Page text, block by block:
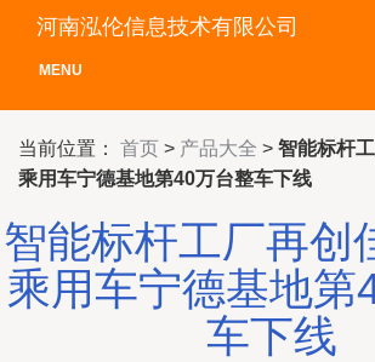
河南泓伦信息技术有限公司
MENU
当前位置： 首页 > 产品大全 > 智能标杆
乘用车宁德基地第40万台整车下线
智能标杆工厂再创
乘用车宁德基地第
车下线